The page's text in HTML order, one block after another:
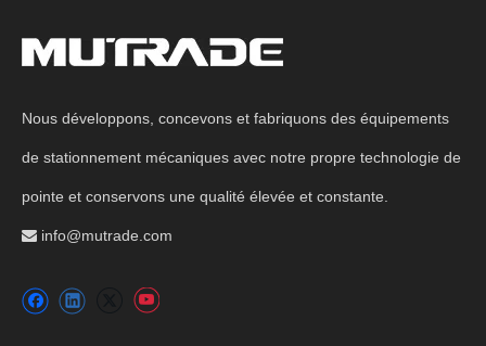
Nous développons, concevons et fabriquons des équipements
de stationnement mécaniques avec notre propre technologie de
pointe et conservons une qualité élevée et constante.
 info@mutrade.com